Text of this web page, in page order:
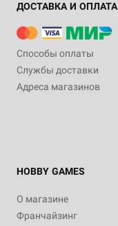
ДОСТАВКА И ОПЛАТА
Способы оплаты
Службы доставки
Адреса магазинов
HOBBY GAMES
О магазине
Франчайзинг